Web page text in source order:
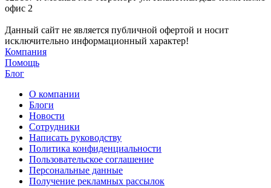
офис 2
Данный сайт не является публичной офертой и носит
исключительно информационный характер!
Компания
Помощь
Блог
О компании
Блоги
Новости
Сотрудники
Написать руководству
Политика конфиденциальности
Пользовательское соглашение
Персональные данные
Получение рекламных рассылок